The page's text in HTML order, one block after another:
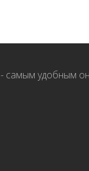
- самым удобным